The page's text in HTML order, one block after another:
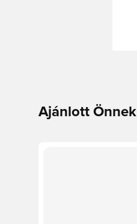
Ajánlott Önnek